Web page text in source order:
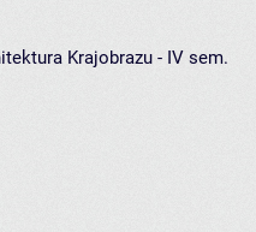
Krajobrazu - IV sem.